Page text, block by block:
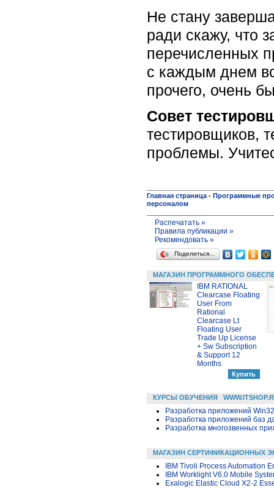
Не стану
ради скажу, что
перечисленных
с каждым днем
прочего, очень
Совет
тестировщиков,
проблемы.
Главная страница - Программные
персоналом
Распечатать »
Правила публикации »
Рекомендовать »
Поделиться…
МАГАЗИН ПРОГРАММНОГО
IBM RATIONAL
Clearcase Floating
User From
Rational
Clearcase Lt
Floating User
Trade Up License
+ Sw Subscription
& Support 12
Months
КУРСЫ ОБУЧЕНИЯ
Разработка приложений
Разработка приложений баз
Разработка многозвенных
МАГАЗИН СЕРТИФИКАЦИОННЫХ
IBM Tivoli Process Automation
IBM Worklight V6.0 Mobile
Exalogic Elastic Cloud X2-2